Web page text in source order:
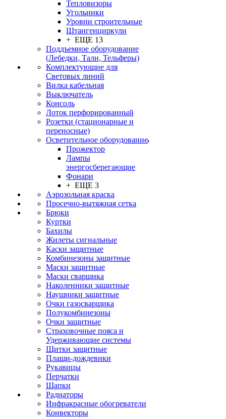
Тепловизоры
Угольники
Уровни строительные
Штангенциркули
+ ЕЩЕ 13
Поддъемное оборудование
(Лебедки, Тали, Тельферы)
Комплектующие для
Световых линий
Вилка кабельная
Выключатель
Консоль
Лоток перфорированный
Розетки (стационарные и
переносные)
Осветительное оборудование
Прожектор
Лампы
энергосберегающие
Фонари
+ ЕЩЕ 3
Аэрозольная краска
Просечно-вытяжная сетка
Брюки
Куртки
Бахилы
Жилеты сигнальные
Каски защитные
Комбинезоны защитные
Маски защитные
Маски сварщика
Наколенники защитные
Наушники защитные
Очки газосварщика
Полукомбинезоны
Очки защитные
Страховочные пояса и
Удерживающие системы
Щитки защитные
Плащи-дождевики
Рукавицы
Перчатки
Шапки
Радиаторы
Инфракрасные обогреватели
Конвекторы